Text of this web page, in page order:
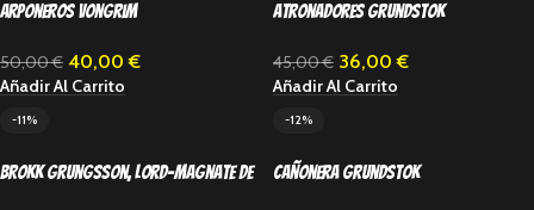
Arponeros Vongrim
50,00€ 40,00€
Añadir Al Carrito
Atronadores Grundstok
45,00€ 36,00€
Añadir Al Carrito
-11%
Brokk Grungsson, Lord-Magnate de
-12%
Cañonera Grundstok